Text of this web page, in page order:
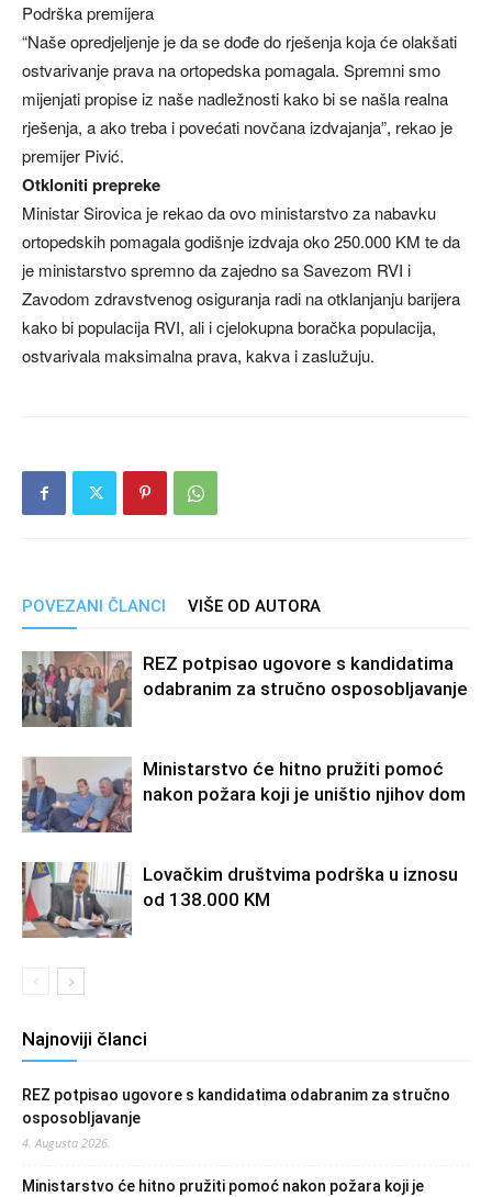
Podrška premijera
“Naše opredjeljenje je da se dođe do rješenja koja će olakšati
ostvarivanje prava na ortopedska pomagala. Spremni smo
mijenjati propise iz naše nadležnosti kako bi se našla realna
rješenja, a ako treba i povećati novčana izdvajanja”, rekao je
premijer Pivić.
Otkloniti prepreke
Ministar Sirovica je rekao da ovo ministarstvo za nabavku
ortopedskih pomagala godišnje izdvaja oko 250.000 KM te da
je ministarstvo spremno da zajedno sa Savezom RVI i
Zavodom zdravstvenog osiguranja radi na otklanjanju barijera
kako bi populacija RVI, ali i cjelokupna boračka populacija,
ostvarivala maksimalna prava, kakva i zaslužuju.
POVEZANI ČLANCI VIŠE OD AUTORA
REZ potpisao ugovore s kandidatima
odabranim za stručno osposobljavanje
Ministarstvo će hitno pružiti pomoć
nakon požara koji je uništio njihov dom
Lovačkim društvima podrška u iznosu
od 138.000 KM
Najnoviji članci
REZ potpisao ugovore s kandidatima odabranim za stručno
osposobljavanje
4. Augusta 2026.
Ministarstvo će hitno pružiti pomoć nakon požara koji je